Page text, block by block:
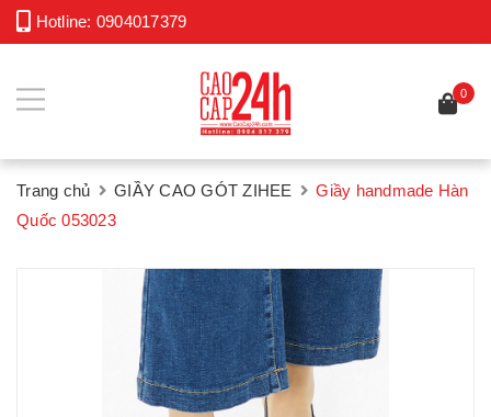
Hotline: 0904017379
0
Trang chủ GIẦY CAO GÓT ZIHEE
Giầy handmade Hàn
Quốc 053023